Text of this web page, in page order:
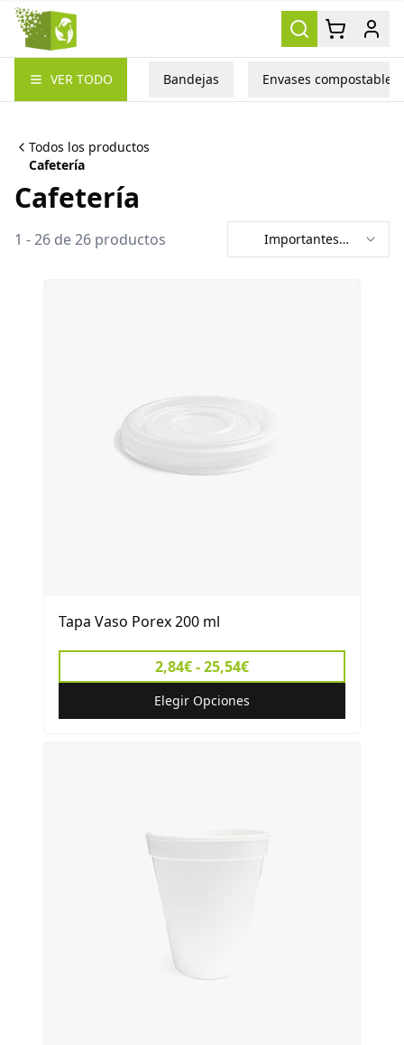
Packea
VER TODO Bandejas Envases compostables
Todos los productos
Cafetería
Cafetería
1 -26 de26 productos
Importantes
primero
Tapa Vaso Porex 200 ml
2,84€ - 25,54€
Elegir Opciones